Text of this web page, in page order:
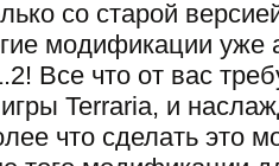
со старой
модификации
Все что от вас
Terraria, и
что сделать это